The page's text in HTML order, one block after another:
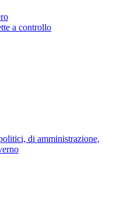
a controllo
di amministrazione,